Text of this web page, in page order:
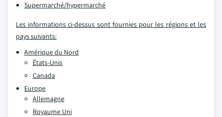
Supermarché/hypermarché
Les informations ci-dessus sont fournies pour les régions et les
pays suivants:
Amérique du Nord
États-Unis
Canada
Europe
Allemagne
Royaume Uni